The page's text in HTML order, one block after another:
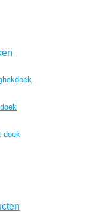
doek